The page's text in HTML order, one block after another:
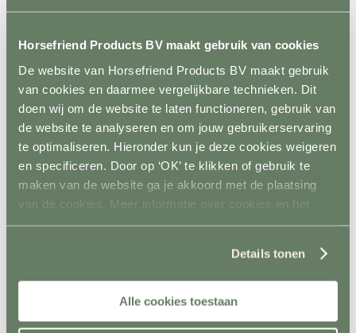
Horsefriend Products BV maakt gebruik van cookies
De website van Horsefriend Products BV maakt gebruik
van cookies en daarmee vergelijkbare technieken. Dit
doen wij om de website te laten functioneren, gebruik van
de website te analyseren en om jouw gebruikerservaring
te optimaliseren. Hieronder kun je deze cookies weigeren
en specificeren. Door op ‘OK’ te klikken of gebruik te
maken van de website ga je akkoord met de plaatsing
van de cookies. Meer informatie over cookies en het
gebruik van persoonsgegevens door Horsefriend
Details tonen
Alle cookies toestaan
Bodemverbetering
Rijhal / Rijbak
Terug
Bodem
Wandafwerking
Spiegels
Verlichting
Beregening
Bodembewerking
Opstijghulp
Ventilatoren
Terug
Mobiele ventilatoren
Solaria
Stapmolens
Trainingsbanden
Verzorgingsproducten